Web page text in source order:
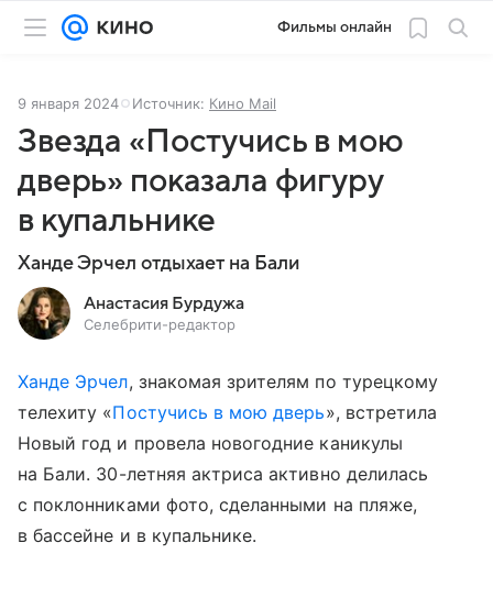
Фильмы онлайн
9 января 2024 Источник: Кино Mail
Звезда «Постучись в мою
дверь» показала фигуру
в купальнике
Ханде Эрчел отдыхает на Бали
Анастасия Бурдужа
Селебрити-редактор
Ханде Эрчел, знакомая зрителям по турецкому
телехиту «Постучись в мою дверь», встретила
Новый год и провела новогодние каникулы
на Бали. 30-летняя актриса активно делилась
с поклонниками фото, сделанными на пляже,
в бассейне и в купальнике.